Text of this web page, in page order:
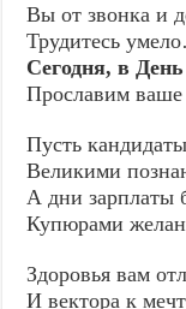
Вы от звонка и
Трудитесь
Сегодня, в
Прославим ваше
Пусть
Великими
А дни зарплаты
Купюрами
Здоровья вам
И вектора к